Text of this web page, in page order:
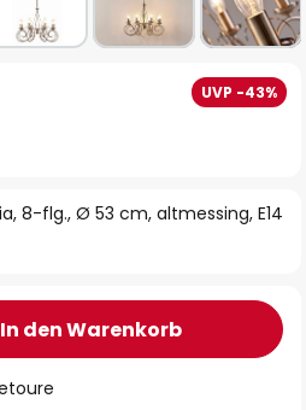
8-flg., Ø 53 cm, altmessing, E14
UVP -43%
In den Warenkorb